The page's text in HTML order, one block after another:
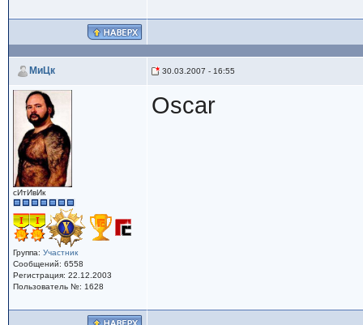
МиЦк 30.03.2007 - 16:55
сИтИвИк
Группа: Участник
Сообщений: 6558
Регистрация: 22.12.2003
Пользователь №: 1628
Oscar